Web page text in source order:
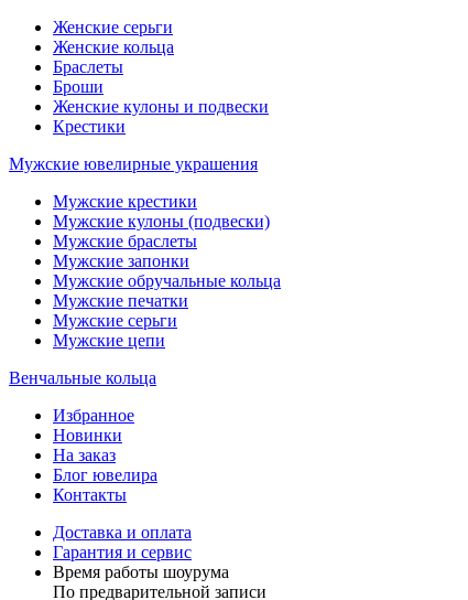
Женские серьги
Женские кольца
Браслеты
Броши
Женские кулоны и подвески
Крестики
Мужские ювелирные украшения
Мужские крестики
Мужские кулоны (подвески)
Мужские браслеты
Мужские запонки
Мужские обручальные кольца
Мужские печатки
Мужские серьги
Мужские цепи
Венчальные кольца
Избранное
Новинки
На заказ
Блог ювелира
Контакты
Доставка и оплата
Гарантия и сервис
Время работы шоурума
По предварительной записи